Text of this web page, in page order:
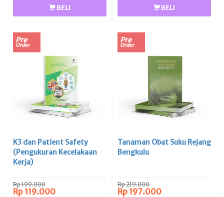
BELI BELI
Pre
Order
K3 dan Patient Safety
(Pengukuran Kecelakaan
Kerja)
Rp 199.000
Rp 119.000
Pre
Order
Tanaman Obat Suku Rejang
Bengkulu
Rp 219.000
Rp 197.000